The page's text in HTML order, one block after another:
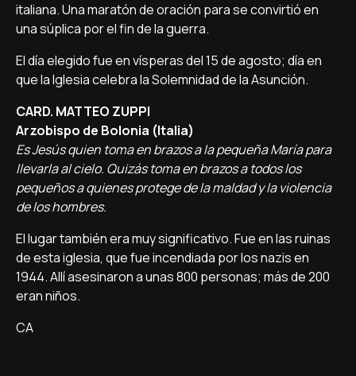
italiana. Una maratón de oración para se convirtió en
una súplica por el fin de la guerra.
El día elegido fue en vísperas del 15 de agosto; día en
que la Iglesia celebra la Solemnidad de la Asunción.
CARD. MATTEO ZUPPI
Arzobispo de Bolonia (Italia)
Es Jesús quien toma en brazos a la pequeña María para
llevarla al cielo. Quizás toma en brazos a todos los
pequeños a quienes protege de la maldad y la violencia
de los hombres.
El lugar también era muy significativo. Fue en las ruinas
de esta iglesia, que fue incendiada por los nazis en
1944. Allí asesinaron a unas 800 personas; más de 200
eran niños.
CA